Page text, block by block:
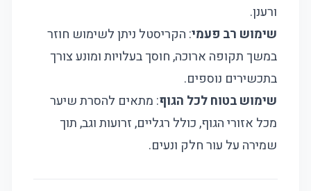
ורענן.
שימוש רב פעמי: הקריסטל ניתן לשימוש חוזר
במשך תקופה ארוכה, חוסך בעלויות ומונע צורך
בתכשירים נוספים.
שימוש בטוח לכל הגוף: מתאים להסרת שיער
מכל אזורי הגוף, כולל רגליים, זרועות וגב, תוך
שמירה על עור חלק ונעים.